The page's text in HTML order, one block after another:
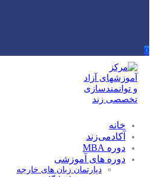
0
خانه
آکادمی‌زند
دوره MBA
دوره های آموزشی
دپارتمان زبان های خارجه